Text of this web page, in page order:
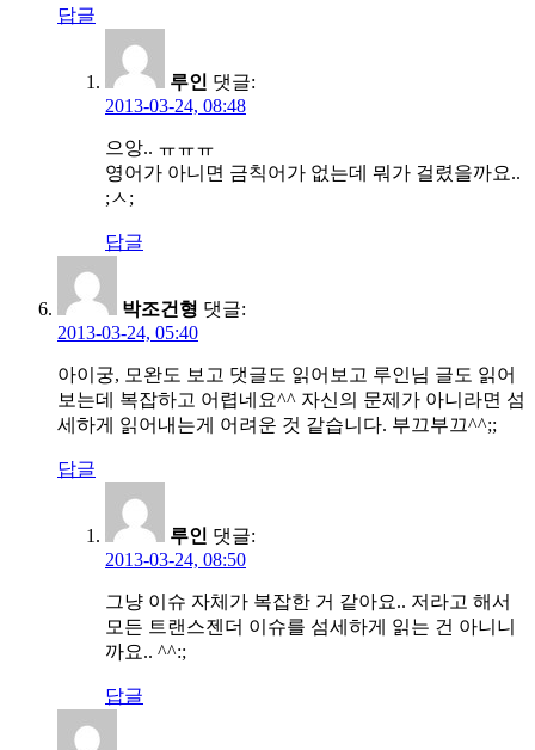
답글
루인 댓글:
2013-03-24, 08:48
으앙.. ㅠㅠㅠ
영어가 아니면 금칙어가 없는데 뭐가 걸렸을까요..
;ㅅ;
답글
박조건형 댓글:
2013-03-24, 05:40
아이궁, 모완도 보고 댓글도 읽어보고 루인님 글도 읽어
보는데 복잡하고 어렵네요^^ 자신의 문제가 아니라면 섬
세하게 읽어내는게 어려운 것 같습니다. 부끄부끄^^;;
답글
루인 댓글:
2013-03-24, 08:50
그냥 이슈 자체가 복잡한 거 같아요.. 저라고 해서
모든 트랜스젠더 이슈를 섬세하게 읽는 건 아니니
까요.. ^^:;
답글